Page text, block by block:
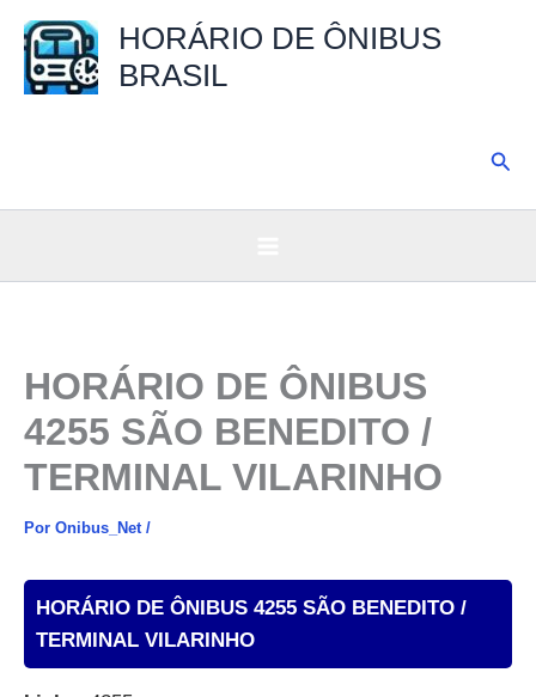
para
HORÁRIO DE ÔNIBUS
BRASIL
HORÁRIO DE ÔNIBUS
4255 SÃO BENEDITO /
TERMINAL VILARINHO
Por Onibus_Net /
HORÁRIO DE ÔNIBUS 4255 SÃO BENEDITO /
TERMINAL VILARINHO